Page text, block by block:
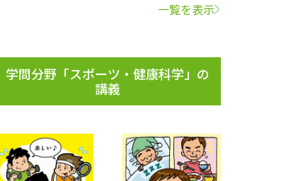
学問の教科書 夢ナビライブ
一覧を表示
学問分野「スポーツ・健康科学」の
講義